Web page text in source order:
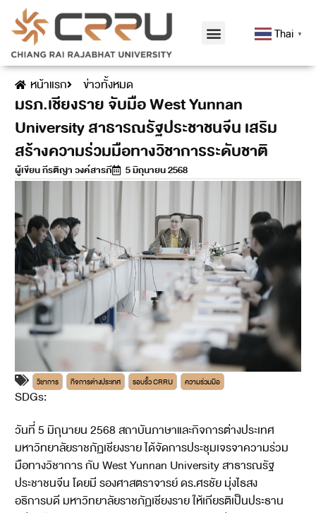
Thai ▼
หน้าแรก ข่าวทั้งหมด
มรภ.เชียงราย จับมือ West Yunnan
University สาธารณรัฐประชาชนจีน เสริม
สร้างความร่วมมือทางวิชาการระดับชาติ
ผู้เขียนกีรติญา วงค์สารภี 5 มิถุนายน 2568
วิชาการ กิจการต่างประเทศ รอบรั้ว CRRU ความร่วมมือ
SDGs:
วันที่ 5 มิถุนายน 2568 สถาบันภาษาและกิจการต่างประเทศ
มหาวิทยาลัยราชภัฏเชียงราย ได้จัดการประชุมเจรจาความร่วม
มือทางวิชาการ กับ West Yunnan University สาธารณรัฐ
ประชาชนจีน โดยมี รองศาสตราจารย์ ดร.ศรชัย มุ่งไธสง
อธิการบดี มหาวิทยาลัยราชภัฏเชียงราย ให้เกียรติเป็นประธาน